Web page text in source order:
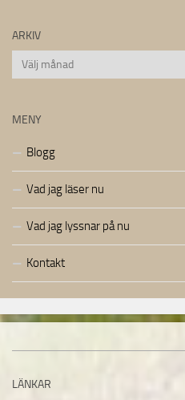
ARKIV
Arkiv
MENY
Blogg
Vad jag läser nu
Vad jag lyssnar på nu
Kontakt
LÄNKAR